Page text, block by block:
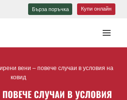
Бърза поръчка Купи онлайн
вени – повече случаи в условия на
ковид
СЛУЧАИ В УСЛОВИЯ